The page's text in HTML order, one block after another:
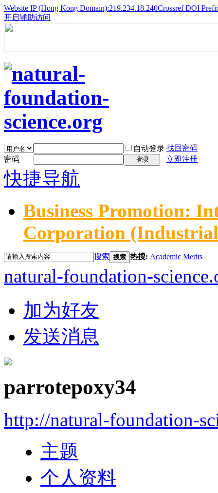
Website IP (Hong Kong Domain):219.234.18.240Crossref DOI
开启辅助访问
自动登录 找回密码
密码
登录 立即注册
快捷导航
Business Promotion:
Corporation
搜索 搜索 热搜: Academic Merits
natural-foundation-
加为好友
发送消息
parrotepoxy34
http://natural-foundation-
主题
个人资料